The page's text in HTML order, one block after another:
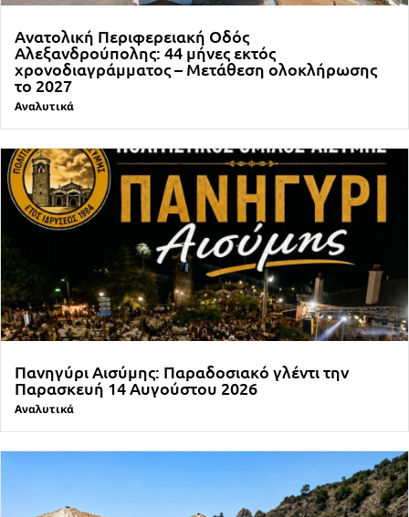
Ανατολική Περιφερειακή Οδός
Αλεξανδρούπολης: 44 μήνες εκτός
χρονοδιαγράμματος – Μετάθεση ολοκλήρωσης
το 2027
Αναλυτικά
Πανηγύρι Αισύμης: Παραδοσιακό γλέντι την
Παρασκευή 14 Αυγούστου 2026
Αναλυτικά